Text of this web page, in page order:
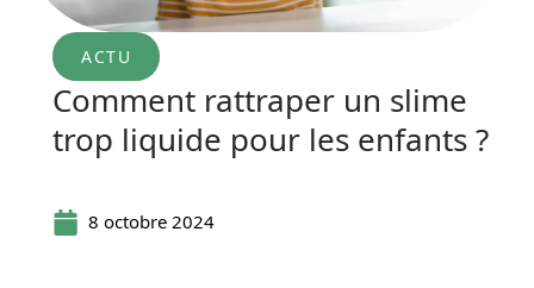
ACTU
Comment rattraper un slime
trop liquide pour les enfants ?
8 octobre 2024